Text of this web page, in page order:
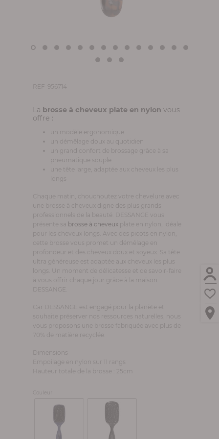
REF 956714
La brosse à cheveux plate en nylon vous
offre :
un modèle ergonomique
un démêlage doux au quotidien
un grand confort de brossage grâce à sa
pneumatique souple
une tête large, adaptée aux cheveux les plus
longs
Chaque matin, chouchoutez votre chevelure avec
une brosse à cheveux digne des plus grands
professionnels de la beauté. DESSANGE vous
présente sa brosse à cheveux plate en nylon, idéale
pour les cheveux longs. Avec des picots en nylon,
cette brosse vous promet un démêlage en
profondeur et des cheveux doux et soyeux. Sa tête
ultra généreuse est adaptée aux cheveux les plus
longs. Un moment de délicatesse et de savoir-faire
à vous offrir chaque jour grâce à la maison
DESSANGE.
Car DESSANGE est engagé pour la planète et
souhaite préserver nos ressources naturelles, nous
vous proposons une brosse fabriquée avec plus de
70% de matière recyclée.
Dimensions
Empoilage en nylon sur 11 rangs
Hauteur totale de la brosse : 25cm
Couleur